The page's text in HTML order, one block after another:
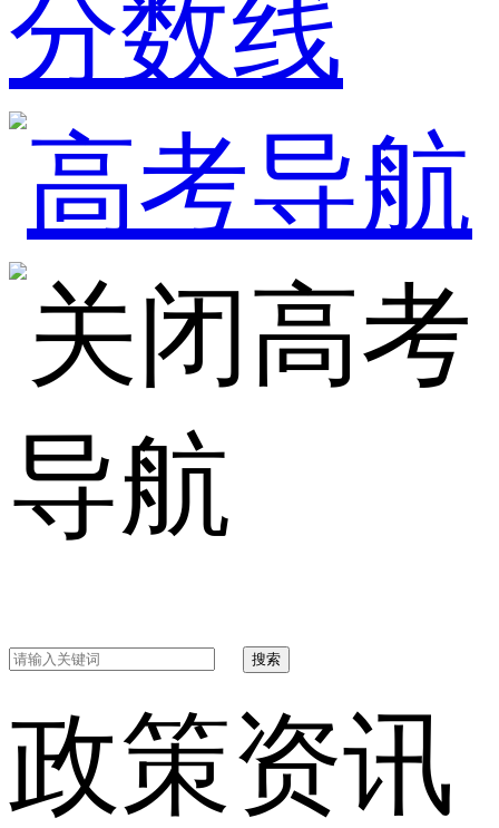
分数线
高考
导航
搜索
政策资讯